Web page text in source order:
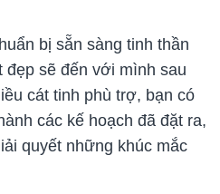
bị sẵn sàng tinh thần
đẹp sẽ đến với mình sau
cát tinh phù trợ, bạn có
các kế hoạch đã đặt ra,
quyết những khúc mắc